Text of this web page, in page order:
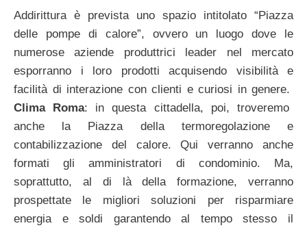
Addirittura è prevista uno spazio intitolato “Piazza
delle pompe di calore”, ovvero un luogo dove le
numerose aziende produttrici leader nel mercato
esporranno i loro prodotti acquisendo visibilità e
facilità di interazione con clienti e curiosi in genere.
Clima Roma: in questa cittadella, poi, troveremo
anche la Piazza della termoregolazione e
contabilizzazione del calore. Qui verranno anche
formati gli amministratori di condominio. Ma,
soprattutto, al di là della formazione, verranno
prospettate le migliori soluzioni per risparmiare
energia e soldi garantendo al tempo stesso il